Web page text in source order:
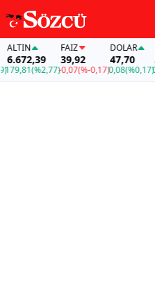
(%2,77)
FAİZ
39,92
-0,07(%-0,17)
DOLAR
47,70
0,08(%0,17)0,22